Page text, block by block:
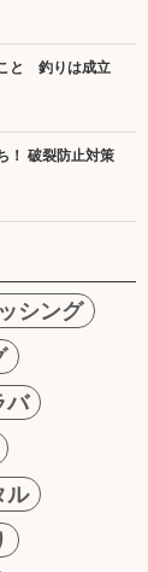
と 釣りは成立
！ 破裂防止対策
シング
バ
ル